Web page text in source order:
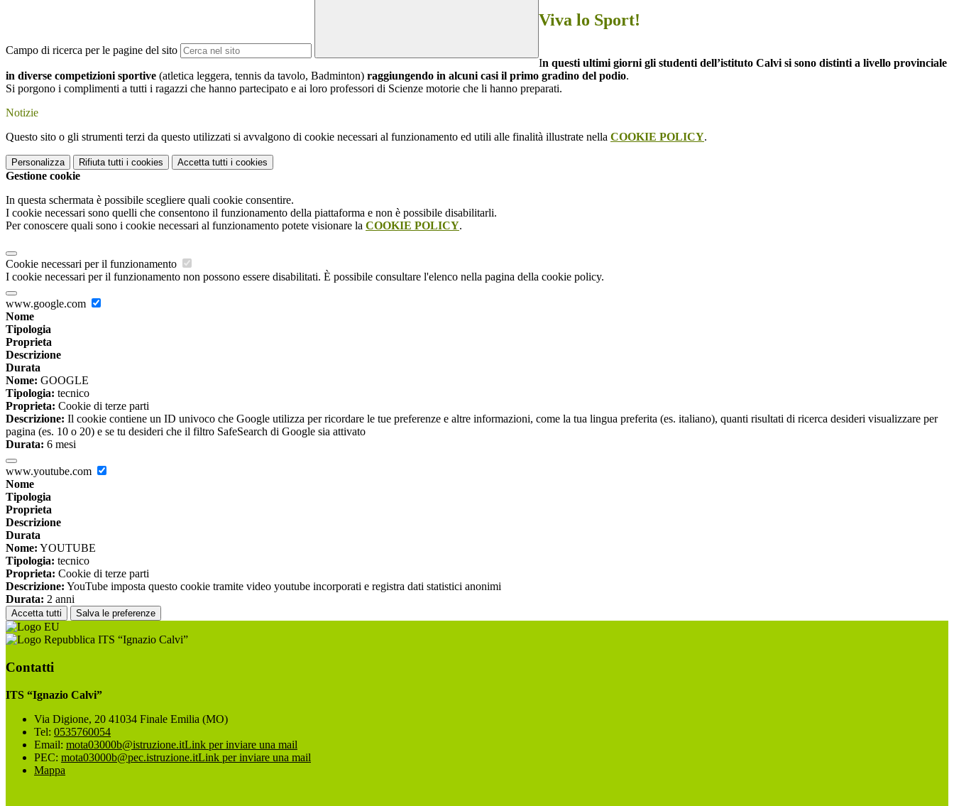
Campo di ricerca per le pagine del sito
Viva lo Sport!
In questi ultimi giorni gli studenti dell’istituto Calvi si sono distinti a livello provinciale
in diverse competizioni sportive (atletica leggera, tennis da tavolo, Badminton) raggiungendo in alcuni casi il primo gradino del podio.
Si porgono i complimenti a tutti i ragazzi che hanno partecipato e ai loro professori di Scienze motorie che li hanno preparati.
Notizie
Questo sito o gli strumenti terzi da questo utilizzati si avvalgono di cookie necessari al funzionamento ed utili alle finalità illustrate nella COOKIE POLICY.
Personalizza Rifiuta tutti i cookies Accetta tutti i cookies
Gestione cookie
In questa schermata è possibile scegliere quali cookie consentire.
I cookie necessari sono quelli che consentono il funzionamento della piattaforma e non è possibile disabilitarli.
Per conoscere quali sono i cookie necessari al funzionamento potete visionare la COOKIE POLICY.
Cookie necessari per il funzionamento
I cookie necessari per il funzionamento non possono essere disabilitati. È possibile consultare l'elenco nella pagina della cookie policy.
www.google.com
Nome
Tipologia
Proprieta
Descrizione
Durata
Nome: GOOGLE
Tipologia: tecnico
Proprieta: Cookie di terze parti
Descrizione: Il cookie contiene un ID univoco che Google utilizza per ricordare le tue preferenze e altre informazioni, come la tua lingua preferita (es. italiano), quanti risultati di ricerca desideri visualizzare per
pagina (es. 10 o 20) e se tu desideri che il filtro SafeSearch di Google sia attivato
Durata: 6 mesi
www.youtube.com
Nome
Tipologia
Proprieta
Descrizione
Durata
Nome: YOUTUBE
Tipologia: tecnico
Proprieta: Cookie di terze parti
Descrizione: YouTube imposta questo cookie tramite video youtube incorporati e registra dati statistici anonimi
Durata: 2 anni
Accetta tutti Salva le preferenze
ITS “Ignazio Calvi”
Contatti
ITS “Ignazio Calvi”
Via Digione, 20 41034 Finale Emilia (MO)
Tel: 0535760054
Email: mota03000b@istruzione.itLink per inviare una mail
PEC: mota03000b@pec.istruzione.itLink per inviare una mail
Mappa